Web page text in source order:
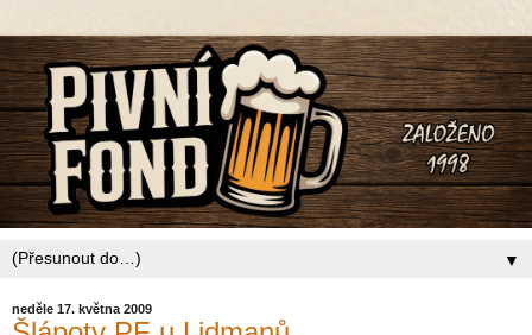
▼
neděle 17. května 2009